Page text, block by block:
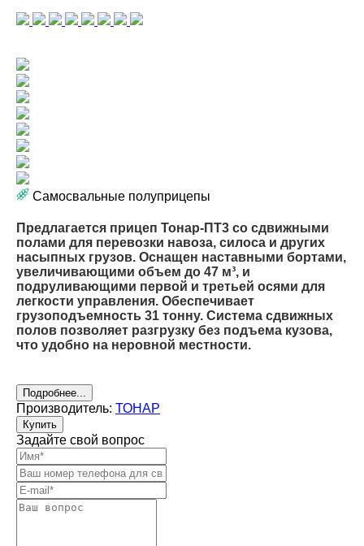
Самосвальные полуприцепы
Предлагается прицеп Тонар-ПТ3 со сдвижными
полами для перевозки навоза, силоса и других
насыпных грузов. Оснащен наставными бортами,
увеличивающими объем до 47 м³, и
подруливающими первой и третьей осями для
легкости управления. Обеспечивает
грузоподъемность 31 тонну. Система сдвижных
полов позволяет разгрузку без подъема кузова,
что удобно на неровной местности.
Подробнее...
Производитель: ТОНАР
Купить
Задайте свой вопрос